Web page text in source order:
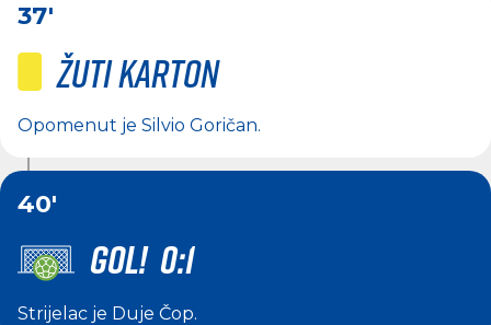
37'
Žuti karton
Opomenut je Silvio Goričan.
40'
GOL! 0:1
Strijelac je Duje Čop.